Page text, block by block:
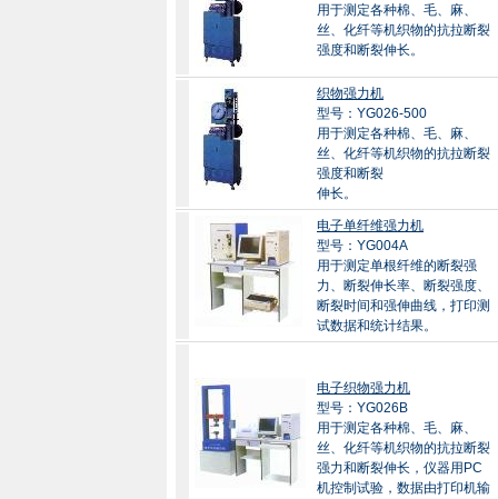
用于测定各种棉、毛、麻、
丝、化纤等机织物的抗拉断裂
强度和断裂伸长。
织物强力机
型号：YG026-500
用于测定各种棉、毛、麻、
丝、化纤等机织物的抗拉断裂
强度和断裂
伸长。
电子单纤维强力机
型号：YG004A
用于测定单根纤维的断裂强
力、断裂伸长率、断裂强度、
断裂时间和强伸曲线，打印测
试数据和统计结果。
电子织物强力机
型号：YG026B
用于测定各种棉、毛、麻、
丝、化纤等机织物的抗拉断裂
强力和断裂伸长，仪器用PC
机控制试验，数据由打印机输